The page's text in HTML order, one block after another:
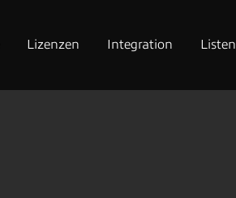
Lizenzen Integration Listen